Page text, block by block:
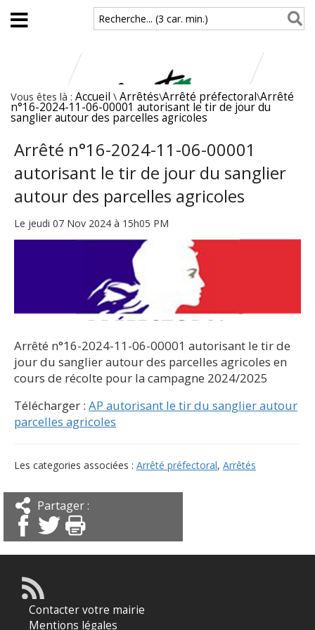
Aller au contenu principal
Recherche... (3 car. min.)
Vous êtes là : Accueil \ Arrêtés\Arrêté préfectoral\Arrêté
n°16-2024-11-06-00001 autorisant le tir de jour du
sanglier autour des parcelles agricoles
Arrêté n°16-2024-11-06-00001
autorisant le tir de jour du sanglier
autour des parcelles agricoles
Le jeudi 07 Nov 2024 à 15h05 PM
Arrêté n°16-2024-11-06-00001 autorisant le tir de
jour du sanglier autour des parcelles agricoles en
cours de récolte pour la campagne 2024/2025
Télécharger : AP autorisant le tir du sanglier autour
parcelles agricoles
Les categories associées : Arrêté préfectoral, Arrêtés
Partager :
Contacter votre mairie
Mentions légales